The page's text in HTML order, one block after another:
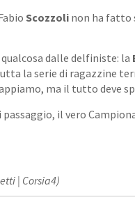
Scozzoli non ha fatto
dalle delfiniste: la
la serie di ragazzine
ma il tutto deve
il vero
| Corsia4)